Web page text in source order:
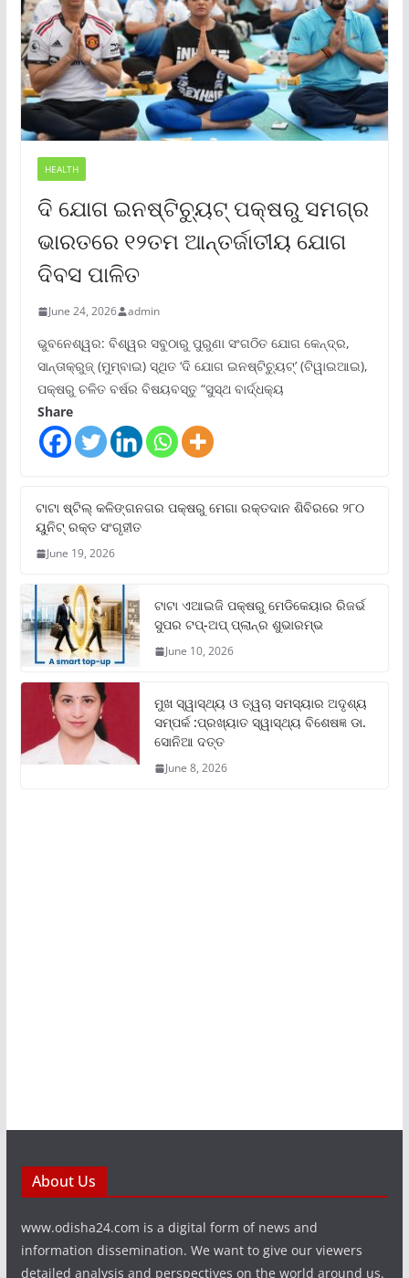
HEALTH
ଦି ଯୋଗ ଇନଷ୍ଟିଚ୍ୟୁଟ୍ ପକ୍ଷରୁ ସମଗ୍ର
ଭାରତରେ ୧୨ତମ ଆନ୍ତର୍ଜାତୀୟ ଯୋଗ
ଦିବସ ପାଳିତ
June 24, 2026 admin
ଭୁବନେଶ୍ୱର: ବିଶ୍ୱର ସବୁଠାରୁ ପୁରୁଣା ସଂଗଠିତ ଯୋଗ କେନ୍ଦ୍ର,
ସାନ୍ତାକ୍ରୁଜ୍ (ମୁମ୍ବାଇ) ସ୍ଥିତ ‘ଦି ଯୋଗ ଇନଷ୍ଟିଚ୍ୟୁଟ୍‌’ (ଟିୱାଇଆଇ),
ପକ୍ଷରୁ ଚଳିତ ବର୍ଷର ବିଷୟବସ୍ତୁ “ସୁସ୍ଥ ବାର୍ଦ୍ଧକ୍ୟ
Share
ଟାଟା ଷ୍ଟିଲ୍‌ କଳିଙ୍ଗନଗର ପକ୍ଷରୁ ମେଗା ରକ୍ତଦାନ ଶିବିରରେ ୨୮୦
ୟୁନିଟ୍‌ ରକ୍ତ ସଂଗୃହୀତ
June 19, 2026
ଟାଟା ଏଆଇଜି ପକ୍ଷରୁ ମେଡିକେୟାର ରିଜର୍ଭ
ସୁପର ଟପ୍‌-ଅପ୍ ପ୍ଲାନ୍‌ର ଶୁଭାରମ୍ଭ
June 10, 2026
ମୁଖ ସ୍ୱାସ୍ଥ୍ୟ ଓ ତ୍ୱଚା ସମସ୍ୟାର ଅଦୃଶ୍ୟ
ସମ୍ପର୍କ :ପ୍ରଖ୍ୟାତ ସ୍ୱାସ୍ଥ୍ୟ ବିଶେଷଜ୍ଞ ଡା.
ସୋନିଆ ଦତ୍ତ
June 8, 2026
About Us
www.odisha24.com is a digital form of news and
information dissemination. We want to give our viewers
detailed analysis and perspectives on the world around us.